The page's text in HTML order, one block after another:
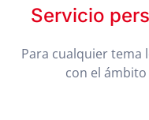
Servicio
Para cualquier tema
con el